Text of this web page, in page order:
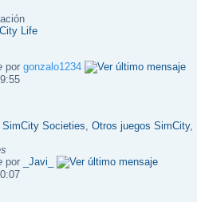
City Life
porgonzalo1234
SimCity Societies,Otros juegos SimCity,
por
_Javi_